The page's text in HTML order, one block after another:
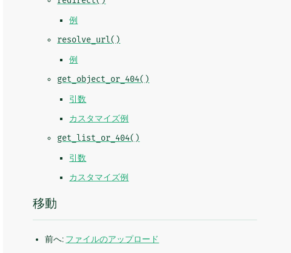
例
resolve_url()
例
get_object_or_404()
引数
カスタマイズ例
get_list_or_404()
引数
カスタマイズ例
移動
前へ: ファイルのアップロード